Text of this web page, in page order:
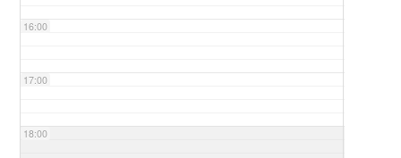
16:00
17:00
18:00